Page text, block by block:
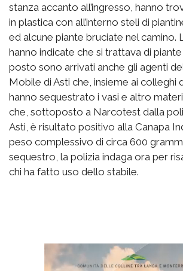
stanza accanto all’ingresso, hanno
in plastica con all’interno steli di
ed alcune piante bruciate nel camino.
hanno indicate che si trattava di piante
posto sono arrivati anche gli agenti
Mobile di Asti che, insieme ai colleghi
hanno sequestrato i vasi e altro
che, sottoposto a Narcotest dalla
Asti, è risultato positivo alla Canapa
peso complessivo di circa 600
sequestro, la polizia indaga ora per
chi ha fatto uso dello stabile.